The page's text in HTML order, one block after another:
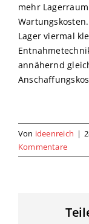
mehr
Lager viermal
annähernd
Von ideenreich |
Kommentare